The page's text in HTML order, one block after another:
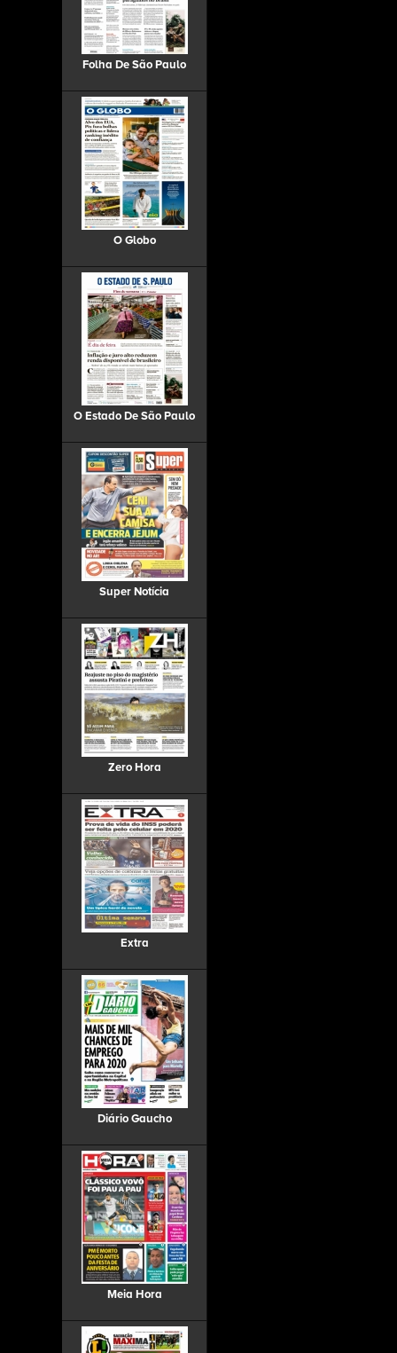
Folha De São Paulo
O Globo
O Estado De São Paulo
Super Notícia
Zero Hora
Extra
Diário Gaucho
Meia Hora